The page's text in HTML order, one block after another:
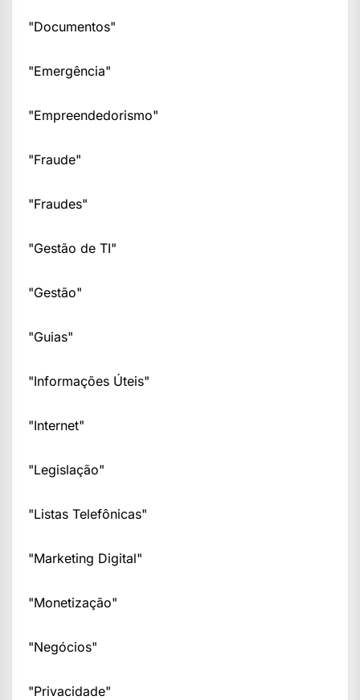
"Documentos"
"Emergência"
"Empreendedorismo"
"Fraude"
"Fraudes"
"Gestão de TI"
"Gestão"
"Guias"
"Informações Úteis"
"Internet"
"Legislação"
"Listas Telefônicas"
"Marketing Digital"
"Monetização"
"Negócios"
"Privacidade"